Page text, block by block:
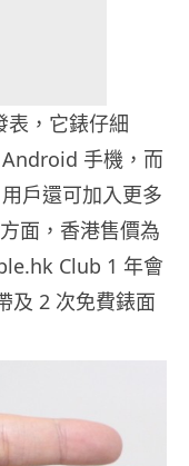
表，它錶仔細
手機，而
戶還可加入更多
面，香港售價為
Club 1 年會
及 2 次免費錶面